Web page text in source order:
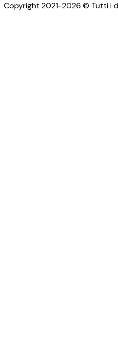
Copyright 2021-2026 © Tutti i